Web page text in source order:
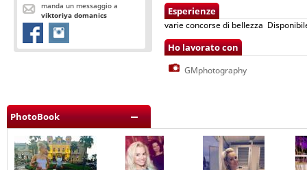
manda un messaggio a
viktoriya domanics
Esperienze
varie concorse di bellezza
Ho lavorato con
GMphotography
PhotoBook